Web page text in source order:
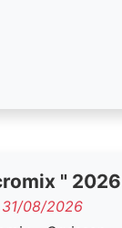
" 2026
08/2026